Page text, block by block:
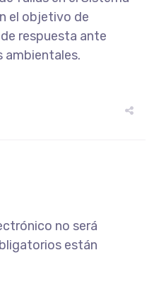
el objetivo de
respuesta ante
ambientales.
no será
están